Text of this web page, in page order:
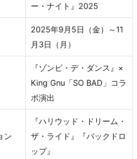
ー・ナイト』2025
2025年9月5日（金）～11
月3日（月）
『ゾンビ・デ・ダンス』×
King Gnu「SO BAD」コラ
ボ演出
ン
『ハリウッド・ドリーム・
ザ・ライド』『バックドロ
ップ』